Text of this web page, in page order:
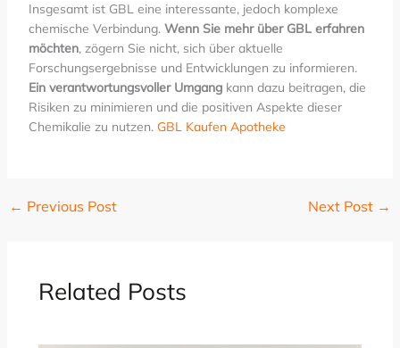
Insgesamt ist GBL eine interessante, jedoch komplexe
chemische Verbindung. Wenn Sie mehr über GBL erfahren
möchten, zögern Sie nicht, sich über aktuelle
Forschungsergebnisse und Entwicklungen zu informieren.
Ein verantwortungsvoller Umgangkann dazu beitragen, die
Risiken zu minimieren und die positiven Aspekte dieser
Chemikalie zu nutzen. GBL Kaufen Apotheke
← Previous Post Next Post →
Related Posts